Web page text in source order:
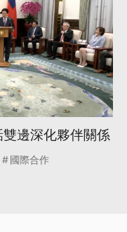
邊深化夥伴關係
國際合作